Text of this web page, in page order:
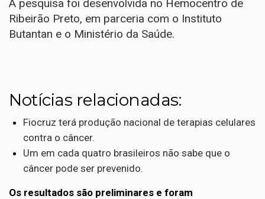
A pesquisa foi desenvolvida no Hemocentro de
Ribeirão Preto, em parceria com o Instituto
Butantan e o Ministério da Saúde.
Notícias relacionadas:
Fiocruz terá produção nacional de terapias celulares
contra o câncer.
Um em cada quatro brasileiros não sabe que o
câncer pode ser prevenido.
Os resultados são preliminares e foram